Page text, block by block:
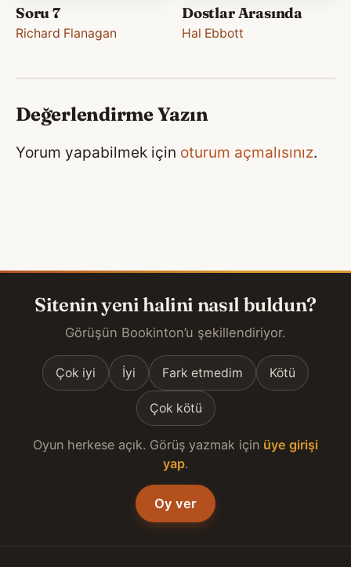
Soru 7
Richard Flanagan
Dostlar Arasında
Hal Ebbott
Değerlendirme Yazın
Yorum yapabilmek için oturum açmalısınız.
Sitenin yeni halini nasıl buldun?
Görüşün Bookinton’u şekillendiriyor.
Çok iyi İyi Fark etmedim Kötü
Çok kötü
Oyun herkese açık. Görüş yazmak için üye girişi
yap.
Oy ver